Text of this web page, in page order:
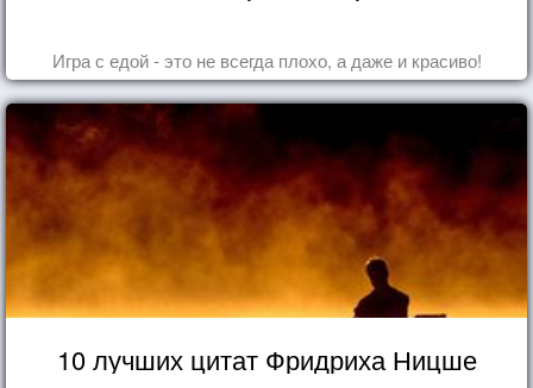
Игра с едой - это не всегда плохо, а даже и красиво!
10 лучших цитат Фридриха Ницше